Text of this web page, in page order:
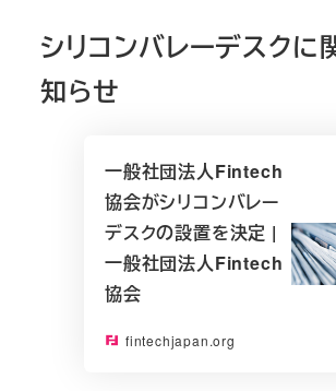
シリコンバレーデスクに
知らせ
一般社団法人Fintech
協会がシリコンバレー
デスクの設置を決定 |
一般社団法人Fintech
協会
fintechjapan.org